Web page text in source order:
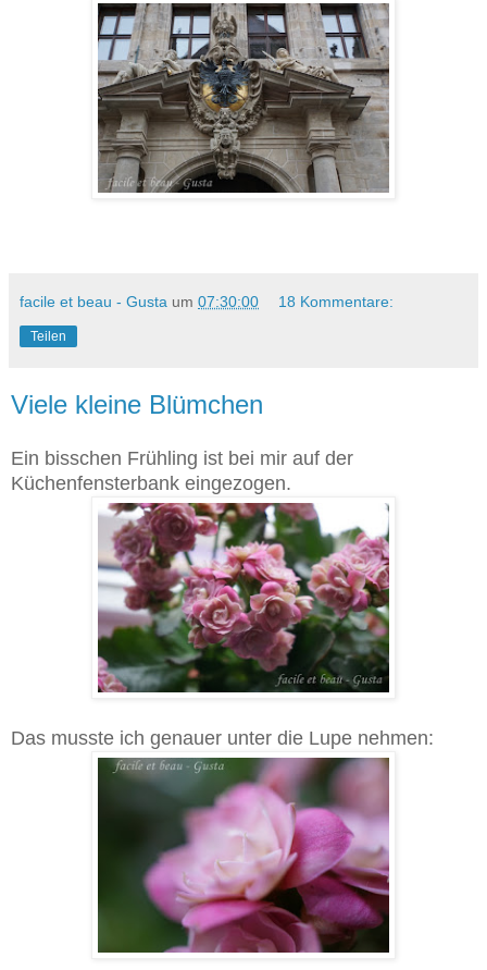
facile et beau - Gusta um 07:30:00 18 Kommentare:
Teilen
Viele kleine Blümchen
Ein bisschen Frühling ist bei mir auf der
Küchenfensterbank eingezogen.
Das musste ich genauer unter die Lupe nehmen: